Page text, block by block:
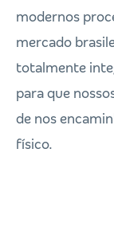
modernos
mercado
totalmente
para que
de nos
físico.